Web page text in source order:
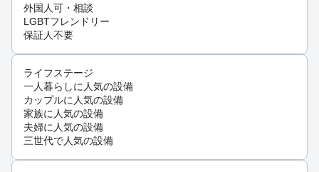
外国人可・相談
LGBTフレンドリー
保証人不要
ライフステージ
一人暮らしに人気の設備
カップルに人気の設備
家族に人気の設備
夫婦に人気の設備
三世代で人気の設備